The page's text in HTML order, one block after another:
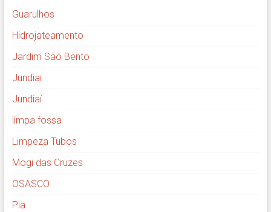
Guarulhos
Hidrojateamento
Jardim São Bento
Jundiai
Jundiaí
limpa fossa
Limpeza Tubos
Mogi das Cruzes
OSASCO
Pia